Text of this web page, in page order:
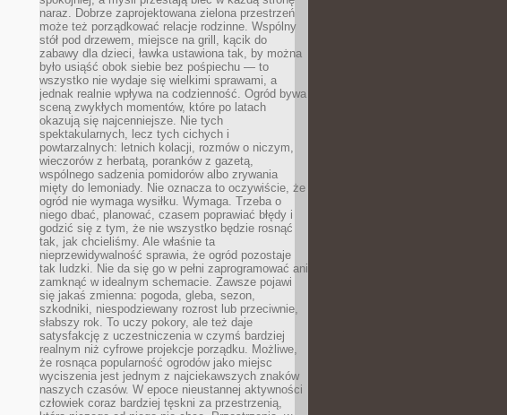
naraz. Dobrze zaprojektowana zielona przestrzeń
może też porządkować relacje rodzinne. Wspólny
stół pod drzewem, miejsce na grill, kącik do
zabawy dla dzieci, ławka ustawiona tak, by można
było usiąść obok siebie bez pośpiechu — to
wszystko nie wydaje się wielkimi sprawami, a
jednak realnie wpływa na codzienność. Ogród bywa
sceną zwykłych momentów, które po latach
okazują się najcenniejsze. Nie tych
spektakularnych, lecz tych cichych i
powtarzalnych: letnich kolacji, rozmów o niczym,
wieczorów z herbatą, poranków z gazetą,
wspólnego sadzenia pomidorów albo zrywania
mięty do lemoniady. Nie oznacza to oczywiście, że
ogród nie wymaga wysiłku. Wymaga. Trzeba o
niego dbać, planować, czasem poprawiać błędy i
godzić się z tym, że nie wszystko będzie rosnąć
tak, jak chcieliśmy. Ale właśnie ta
nieprzewidywalność sprawia, że ogród pozostaje
tak ludzki. Nie da się go w pełni zaprogramować ani
zamknąć w idealnym schemacie. Zawsze pojawi
się jakaś zmienna: pogoda, gleba, sezon,
szkodniki, niespodziewany rozrost lub przeciwnie,
słabszy rok. To uczy pokory, ale też daje
satysfakcję z uczestniczenia w czymś bardziej
realnym niż cyfrowe projekcje porządku. Możliwe,
że rosnąca popularność ogrodów jako miejsc
wyciszenia jest jednym z najciekawszych znaków
naszych czasów. W epoce nieustannej aktywności
człowiek coraz bardziej tęskni za przestrzenią,